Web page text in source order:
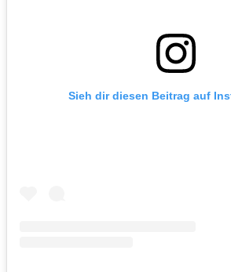
Sieh dir diesen Beitrag auf